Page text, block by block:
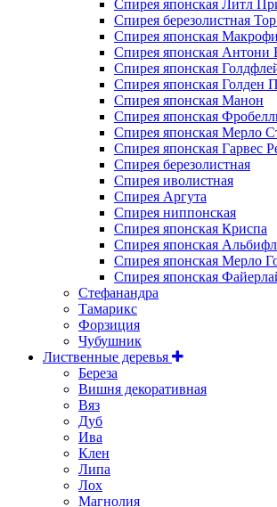
Спирея японская Литл
Спирея березолистная
Спирея японская
Спирея японская Антони
Спирея японская
Спирея японская Голден
Спирея японская Манон
Спирея японская
Спирея японская Мерло
Спирея японская Гарвес
Спирея березолистная
Спирея иволистная
Спирея Аргута
Спирея ниппонская
Спирея японская Криспа
Спирея японская
Спирея японская Мерло
Спирея японская
Стефанандра
Тамарикс
Форзиция
Чубушник
Лиственные деревья
Береза
Вишня декоративная
Вяз
Дуб
Ива
Клен
Липа
Лох
Магнолия